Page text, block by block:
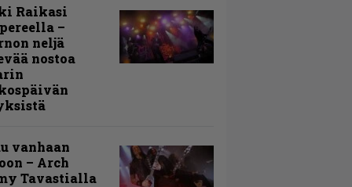
Raikasi
–
neljä
nostoa
vanhaan
– Arch
Tavastialla